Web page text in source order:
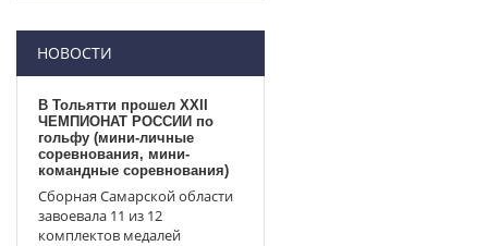
НОВОСТИ
В Тольятти прошел XXII
ЧЕМПИОНАТ РОССИИ по
гольфу (мини-личные
соревнования, мини-
командные соревнования)
Сборная Самарской области
завоевала 11 из 12
комплектов медалей